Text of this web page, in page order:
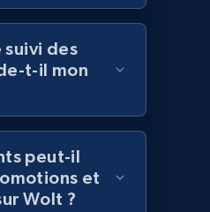
Commencer
products by
Model number,
name, Manufacturer,
suivi des
t-il mon
peut-il
et
Wolt ?